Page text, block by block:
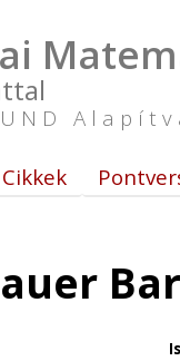
Cikkek